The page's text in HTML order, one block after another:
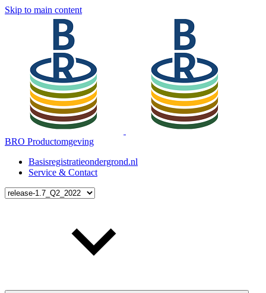
Skip to main content
BRO Productomgeving
Basisregistratieondergrond.nl
Service & Contact